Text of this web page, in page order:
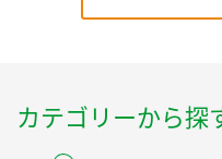
カテゴリーから探